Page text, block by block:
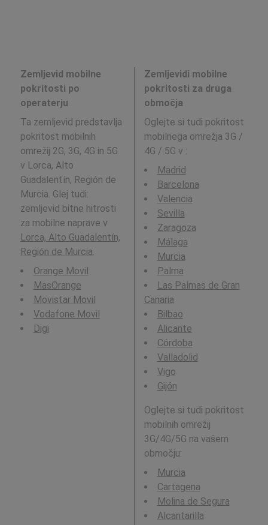
Zemljevid mobilne
pokritosti po
operaterju
Ta zemljevid predstavlja
pokritost mobilnih
omrežij 2G, 3G, 4G in 5G
v Lorca, Alto
Guadalentín, Región de
Murcia. Glej tudi:
zemljevid bitne hitrosti
za mobilne naprave v
Lorca, Alto Guadalentín,
Región de Murcia.
Orange Movil
MasOrange
Movistar Movil
Vodafone Movil
Digi
Zemljevidi mobilne
pokritosti za druga
območja
Oglejte si tudi pokritost
mobilnega omrežja 3G /
4G / 5G v :
Madrid
Barcelona
Valencia
Sevilla
Zaragoza
Málaga
Murcia
Palma
Las Palmas de Gran
Canaria
Bilbao
Alicante
Córdoba
Valladolid
Vigo
Gijón
Oglejte si tudi pokritost
mobilnih omrežij
3G/4G/5G na vašem
območju:
Murcia
Cartagena
Molina de Segura
Alcantarilla